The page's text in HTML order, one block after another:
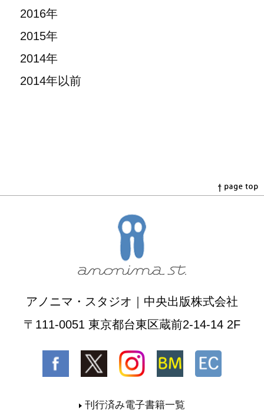
2016年
2015年
2014年
2014年以前
アノニマ・スタジオ｜中央出版株式会社
〒111-0051 東京都台東区蔵前2-14-14 2F
刊行済み電子書籍一覧